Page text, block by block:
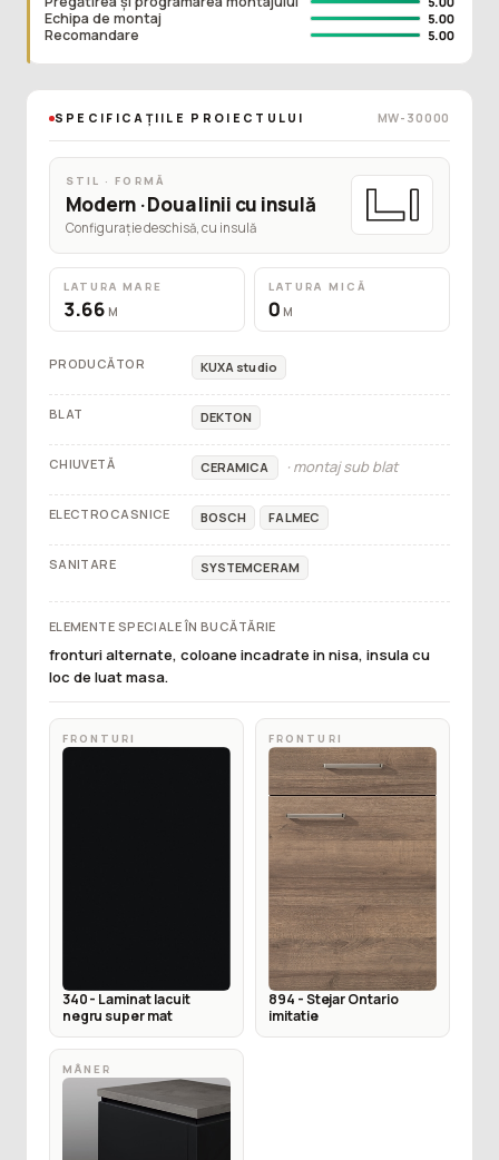
Echipa de montaj 5.00
Recomandare 5.00
SPECIFICAȚIILE PROIECTULUI MW-30000
STIL · FORMĂ
Modern · Doua linii cu insulă
Configurație deschisă, cu insulă
LATURA MARE
3.66 M
LATURA MICĂ
0 M
PRODUCĂTOR KUXA studio
BLAT DEKTON
CHIUVETĂ CERAMICA · montaj sub blat
ELECTROCASNICE BOSCH FALMEC
SANITARE SYSTEMCERAM
ELEMENTE SPECIALE ÎN BUCĂTĂRIE
fronturi alternate, coloane incadrate in nisa, insula cu
loc de luat masa.
FRONTURI
340 - Laminat lacuit
negru super mat
FRONTURI
894 - Stejar Ontario
imitatie
MÂNER